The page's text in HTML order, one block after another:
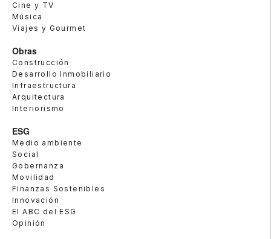
Cine y TV
Música
Viajes y Gourmet
Obras
Construcción
Desarrollo Inmobiliario
Infraestructura
Arquitectura
Interiorismo
ESG
Medio ambiente
Social
Gobernanza
Movilidad
Finanzas Sostenibles
Innovación
El ABC del ESG
Opinión